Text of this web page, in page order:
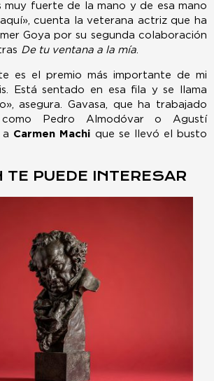
muy fuerte de la mano y de esa mano
cuenta la veterana actriz que ha
Goya por su segunda colaboración
De tu ventana a la mía.
es el premio más importante de mi
Está sentado en esa fila y se llama
asegura. Gavasa, que ha trabajado
Pedro Almodóvar o Agustí
a Carmen Machi que se llevó el busto
TE PUEDE INTERESAR